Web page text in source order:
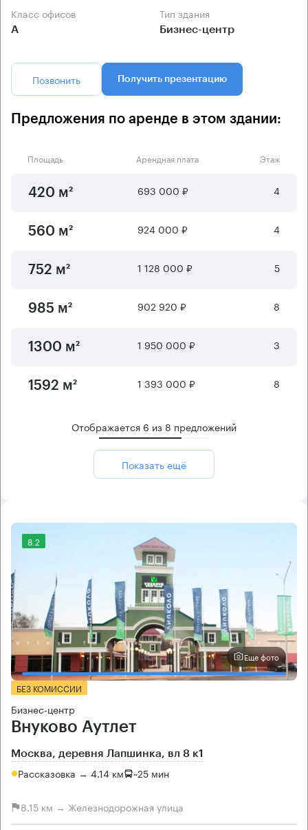
Класс офисов
А
Тип здания
Бизнес-центр
Позвонить Получить презентацию
Предложения по аренде в этом здании:
Площадь Арендная плата Этаж
420 м² 693 000 ₽ 4
560 м² 924 000 ₽ 4
752 м² 1 128 000 ₽ 5
985 м² 902 920 ₽ 8
1300 м² 1 950 000 ₽ 3
1592 м² 1 393 000 ₽ 8
Отображается 6 из 8 предложений
Показать ещё
8.2
Еще фото
БЕЗ КОМИССИИ
Бизнес-центр
Внуково Аутлет
Москва, деревня Лапшинка, вл 8 к1
Рассказовка → 4.14 км ~25 мин
8.15 км → Железнодорожная улица